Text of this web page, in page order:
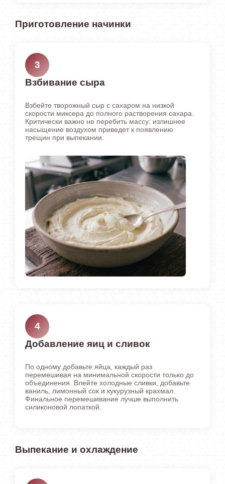
Приготовление начинки
3
Взбивание сыра
Взбейте творожный сыр с сахаром на низкой
скорости миксера до полного растворения сахара.
Критически важно не перебить массу: излишнее
насыщение воздухом приведет к появлению
трещин при выпекании.
4
Добавление яиц и сливок
По одному добавьте яйца, каждый раз
перемешивая на минимальной скорости только до
объединения. Влейте холодные сливки, добавьте
ваниль, лимонный сок и кукурузный крахмал.
Финальное перемешивание лучше выполнить
силиконовой лопаткой.
Выпекание и охлаждение